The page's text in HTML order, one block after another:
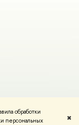
обработки
персональных ✖
Редактору